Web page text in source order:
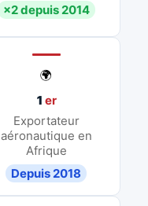
×2 depuis 2014
🌍
1 er
Exportateur
aéronautique en
Afrique
Depuis 2018